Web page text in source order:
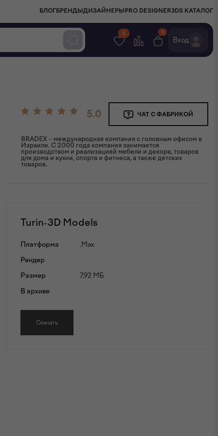
БЛОГ БРЕНДЫ ДИЗАЙНЕРЫ PRO DESIGNER3DS КАТАЛОГ
0 0
Вход
5.0 ЧАТ С ФАБРИКОЙ
BRADEX – международная компания с головным офисом в
Израиле. C 2000 года компания занимается
производством и реализацией мебели и декора, товаров
для дома и кухни, спорта и фитнеса, а также детских
товаров.
Turin-3D Models
Платформа
.Max
Рендер
Размер
7,92 МБ
В архиве
Скачать